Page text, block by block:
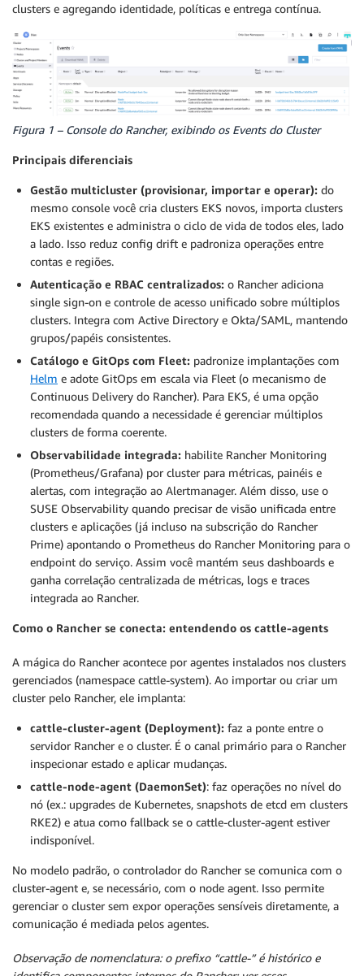
clusters e agregando identidade, políticas e entrega contínua.
Figura 1 – Console do Rancher, exibindo os Events do Cluster
Principais diferenciais
Gestão multicluster (provisionar, importar e operar): do
mesmo console você cria clusters EKS novos, importa clusters
EKS existentes e administra o ciclo de vida de todos eles, lado
a lado. Isso reduz config drift e padroniza operações entre
contas e regiões.
Autenticação e RBAC centralizados: o Rancher adiciona
single sign-on e controle de acesso unificado sobre múltiplos
clusters. Integra com Active Directory e Okta/SAML, mantendo
grupos/papéis consistentes.
Catálogo e GitOps com Fleet: padronize implantações com
Helm e adote GitOps em escala via Fleet (o mecanismo de
Continuous Delivery do Rancher). Para EKS, é uma opção
recomendada quando a necessidade é gerenciar múltiplos
clusters de forma coerente.
Observabilidade integrada: habilite Rancher Monitoring
(Prometheus/Grafana) por cluster para métricas, painéis e
alertas, com integração ao Alertmanager. Além disso, use o
SUSE Observability quando precisar de visão unificada entre
clusters e aplicações (já incluso na subscrição do Rancher
Prime) apontando o Prometheus do Rancher Monitoring para o
endpoint do serviço. Assim você mantém seus dashboards e
ganha correlação centralizada de métricas, logs e traces
integrada ao Rancher.
Como o Rancher se conecta: entendendo os cattle-agents
A mágica do Rancher acontece por agentes instalados nos clusters
gerenciados (namespace cattle-system). Ao importar ou criar um
cluster pelo Rancher, ele implanta:
cattle-cluster-agent (Deployment): faz a ponte entre o
servidor Rancher e o cluster. É o canal primário para o Rancher
inspecionar estado e aplicar mudanças.
cattle-node-agent (DaemonSet): faz operações no nível do
nó (ex.: upgrades de Kubernetes, snapshots de etcd em clusters
RKE2) e atua como fallback se o cattle-cluster-agent estiver
indisponível.
No modelo padrão, o controlador do Rancher se comunica com o
cluster-agent e, se necessário, com o node agent. Isso permite
gerenciar o cluster sem expor operações sensíveis diretamente, a
comunicação é mediada pelos agentes.
Observação de nomenclatura: o prefixo “cattle-” é histórico e